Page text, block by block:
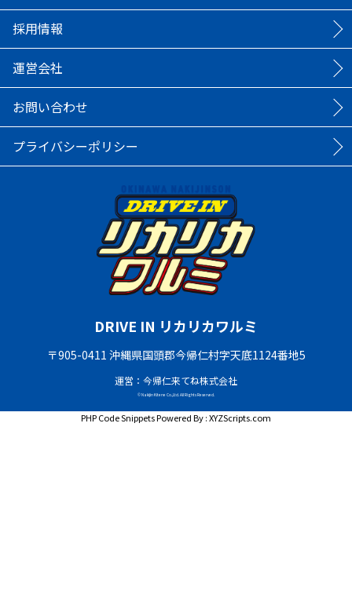
採用情報
運営会社
お問い合わせ
プライバシーポリシー
DRIVE IN リカリカワルミ
〒905-0411 沖縄県国頭郡今帰仁村字天底1124番地5
運営：今帰仁来てね株式会社
© Nakijin Kitene Co.,Ltd. All Rights Reserved.
PHP Code SnippetsPowered By :XYZScripts.com